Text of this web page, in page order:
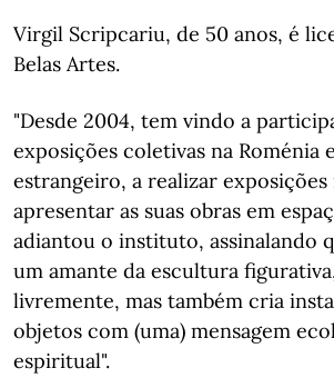
Virgil Scripcariu, de 50 anos, é
Belas Artes.
"Desde 2004, tem vindo a
exposições coletivas na Roménia
estrangeiro, a realizar exposições
apresentar as suas obras em
adiantou o instituto, assinalando
um amante da escultura
livremente, mas também cria
objetos com (uma) mensagem
espiritual".